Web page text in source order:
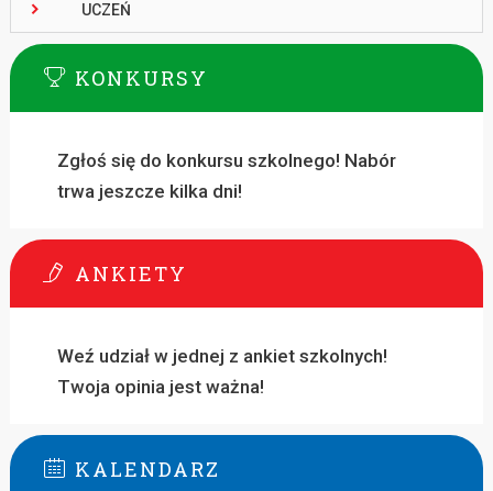
UCZEŃ
KONKURSY
Zgłoś się do konkursu szkolnego! Nabór
trwa jeszcze kilka dni!
ANKIETY
Weź udział w jednej z ankiet szkolnych!
Twoja opinia jest ważna!
KALENDARZ